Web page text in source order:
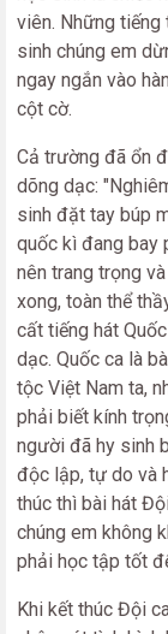
viên. Những
sinh chúng em
ngay ngắn vào
cột cờ.
Cả trường đã ổn
dõng dạc:
sinh đặt tay búp
quốc kì đang bay
nên trang trọng
xong, toàn thể
cất tiếng hát
dạc. Quốc ca là
tộc Việt Nam ta,
phải biết kính
người đã hy sinh
độc lập, tự do và
thúc thì bài hát
chúng em không
phải học tập tốt
Khi kết thúc Đội